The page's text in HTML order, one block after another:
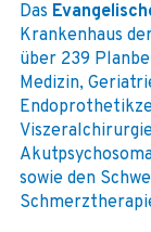
Das
Krankenhaus
über 239
Medizin,
sowie den